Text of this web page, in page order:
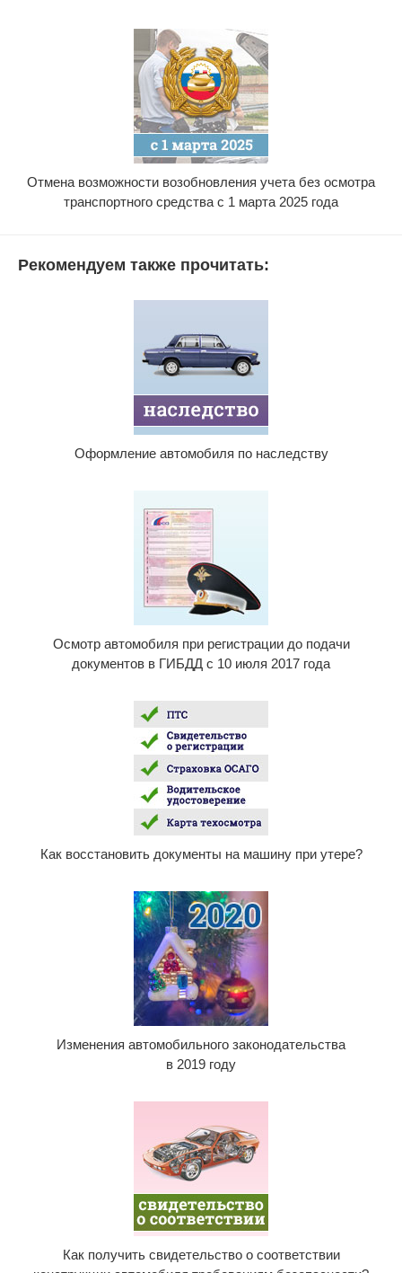
Отмена возможности возобновления учета без осмотра
транспортного средства с 1 марта 2025 года
Рекомендуем также прочитать:
Оформление автомобиля по наследству
Осмотр автомобиля при регистрации до подачи
документов в ГИБДД с 10 июля 2017 года
Как восстановить документы на машину при утере?
Изменения автомобильного законодательства
в 2019 году
Как получить свидетельство о соответствии